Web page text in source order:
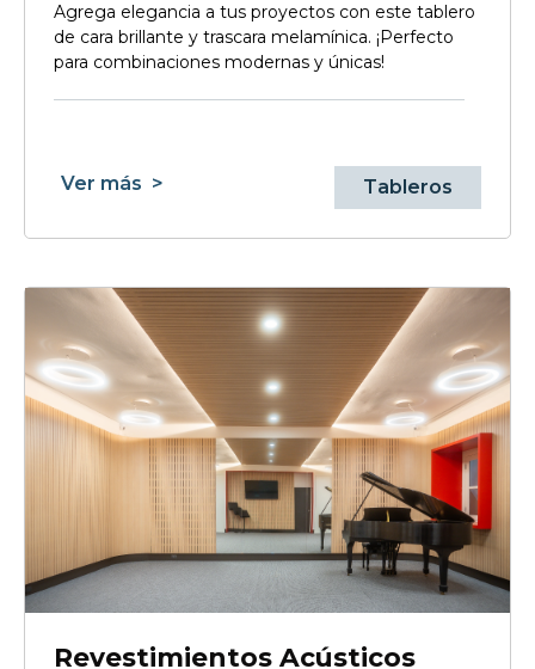
Agrega elegancia a tus proyectos con este tablero
de cara brillante y trascara melamínica. ¡Perfecto
para combinaciones modernas y únicas!
Ver más > Tableros
Revestimientos Acústicos